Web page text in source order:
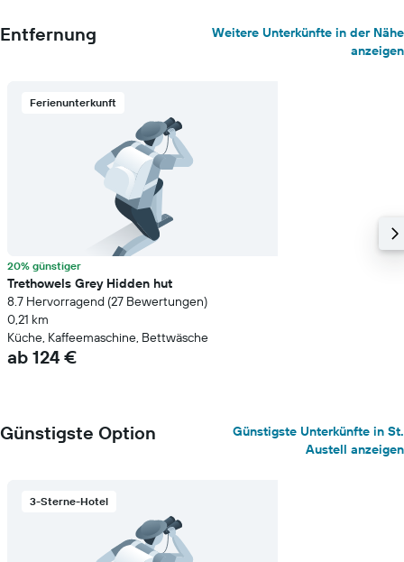
Entfernung
Weitere Unterkünfte in der Nähe
anzeigen
Ferienunterkunft
20% günstiger
Trethowels Grey Hidden hut
8.7 Hervorragend (27 Bewertungen)
0,21 km
Küche, Kaffeemaschine, Bettwäsche
ab 124 €
Günstigste Option
Günstigste Unterkünfte in St.
Austell anzeigen
3-Sterne-Hotel